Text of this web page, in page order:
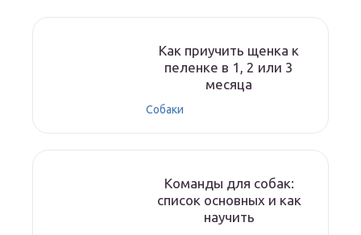
Как приучить щенка к
пеленке в 1, 2 или 3
месяца
Собаки
Команды для собак:
список основных и как
научить